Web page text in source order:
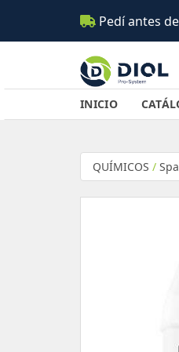
las 11 y lo enviamos en el
INICIO
QUÍMICOS /